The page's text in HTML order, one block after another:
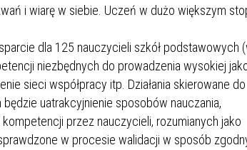
i wiarę w siebie. Uczeń w dużo większym
dla 125 nauczycieli szkół podstawowych
niezbędnych do prowadzenia wysokiej
sieci współpracy itp. Działania skierowane do
uatrakcyjnienie sposobów nauczania,
przez nauczycieli, rozumianych jako
w procesie walidacji w sposób